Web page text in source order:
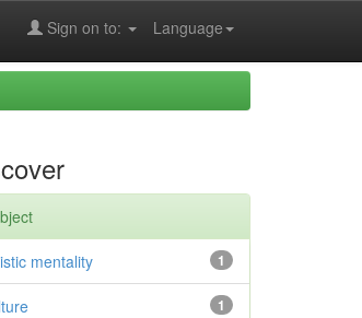
Language
Sign on to:
1
mentality
1